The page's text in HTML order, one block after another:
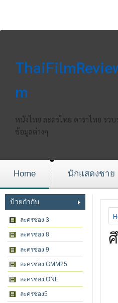
m
หนังไทย ละครไทย ดาราไทย รว
ข้อมูลต่างๆ
Home นักแสดงชาย
ป้ายกำกับ
ละครช่อง 3
ละครช่อง 8
ละครช่อง 9
ละครช่อง GMM25
ละครช่อง ONE
ละครช่อง5